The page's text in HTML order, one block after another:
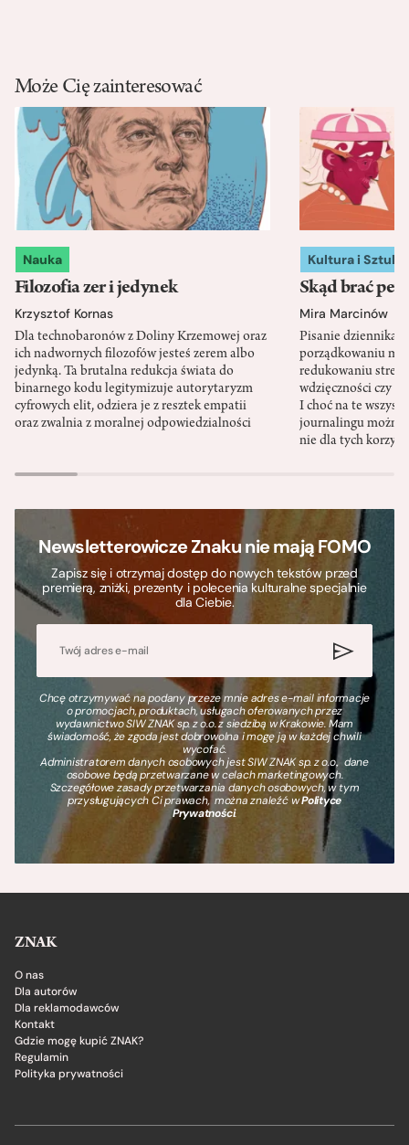
Może Cię zainteresować
Nauka
Filozofia zer i jedynek
Krzysztof Kornas
Dla technobaronów z Doliny Krzemowej oraz
ich nadwornych filozofów jesteś zerem albo
jedynką. Ta brutalna redukcja świata do
binarnego kodu legitymizuje autorytaryzm
cyfrowych elit, odziera je z resztek empatii
oraz zwalnia z moralnej odpowiedzialności
Kultura i Sztuka
Skąd brać
Mira Marcinów
Pisanie dziennika
porządkowaniu
redukowaniu
wdzięczności czy
I choć na te
journalingu można
nie dla tych
Newsletterowicze Znaku nie mają FOMO
Zapisz się i otrzymaj dostęp do nowych tekstów przed
premierą, zniżki, prezenty i polecenia kulturalne specjalnie
dla Ciebie.
Chcę otrzymywać na podany przeze mnie adres e-mail informacje
o promocjach, produktach, usługach oferowanych przez
wydawnictwo SIW ZNAK sp. z o.o. z siedzibą w Krakowie. Mam
świadomość, że zgoda jest dobrowolna i mogę ją w każdej chwili
wycofać.
Administratorem danych osobowych jest SIW ZNAK sp. z o.o., dane
osobowe będą przetwarzane w celach marketingowych.
Szczegółowe zasady przetwarzania danych osobowych, w tym
przysługujących Ci prawach, można znaleźć wPolityce
Prywatności.
ZNAK
O nas
Dla autorów
Dla reklamodawców
Kontakt
Gdzie mogę kupić ZNAK?
Regulamin
Polityka prywatności